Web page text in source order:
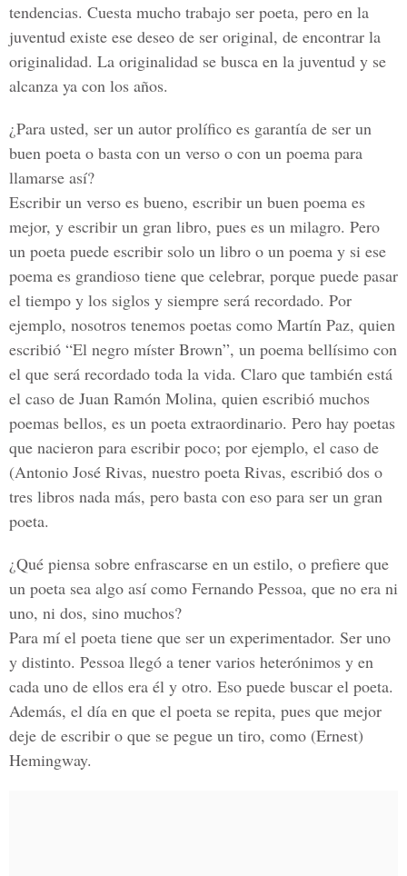
tendencias. Cuesta mucho trabajo ser poeta, pero en la
juventud existe ese deseo de ser original, de encontrar la
originalidad. La originalidad se busca en la juventud y se
alcanza ya con los años.
¿Para usted, ser un autor prolífico es garantía de ser un
buen poeta o basta con un verso o con un poema para
llamarse así?
Escribir un verso es bueno, escribir un buen poema es
mejor, y escribir un gran libro, pues es un milagro. Pero
un poeta puede escribir solo un libro o un poema y si ese
poema es grandioso tiene que celebrar, porque puede pasar
el tiempo y los siglos y siempre será recordado. Por
ejemplo, nosotros tenemos poetas como Martín Paz, quien
escribió “El negro míster Brown”, un poema bellísimo con
el que será recordado toda la vida. Claro que también está
el caso de Juan Ramón Molina, quien escribió muchos
poemas bellos, es un poeta extraordinario. Pero hay poetas
que nacieron para escribir poco; por ejemplo, el caso de
(Antonio José Rivas, nuestro poeta Rivas, escribió dos o
tres libros nada más, pero basta con eso para ser un gran
poeta.
¿Qué piensa sobre enfrascarse en un estilo, o prefiere que
un poeta sea algo así como Fernando Pessoa, que no era ni
uno, ni dos, sino muchos?
Para mí el poeta tiene que ser un experimentador. Ser uno
y distinto. Pessoa llegó a tener varios heterónimos y en
cada uno de ellos era él y otro. Eso puede buscar el poeta.
Además, el día en que el poeta se repita, pues que mejor
deje de escribir o que se pegue un tiro, como (Ernest)
Hemingway.